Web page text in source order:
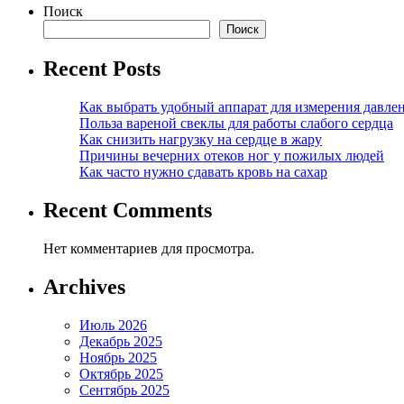
Поиск
Поиск
Recent Posts
Как выбрать удобный аппарат для измерения
Польза вареной свеклы для работы слабого сердца
Как снизить нагрузку на сердце в жару
Причины вечерних отеков ног у пожилых людей
Как часто нужно сдавать кровь на сахар
Recent Comments
Нет комментариев для просмотра.
Archives
Июль 2026
Декабрь 2025
Ноябрь 2025
Октябрь 2025
Сентябрь 2025